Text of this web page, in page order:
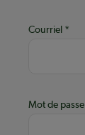
Courriel
Mot de passe